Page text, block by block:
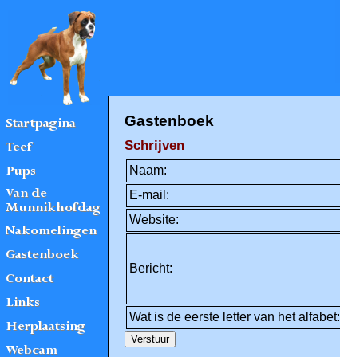
Gastenboek
Schrijven
Naam:
E-mail:
Website:
Bericht:
Wat is de eerste letter van het alfabet: